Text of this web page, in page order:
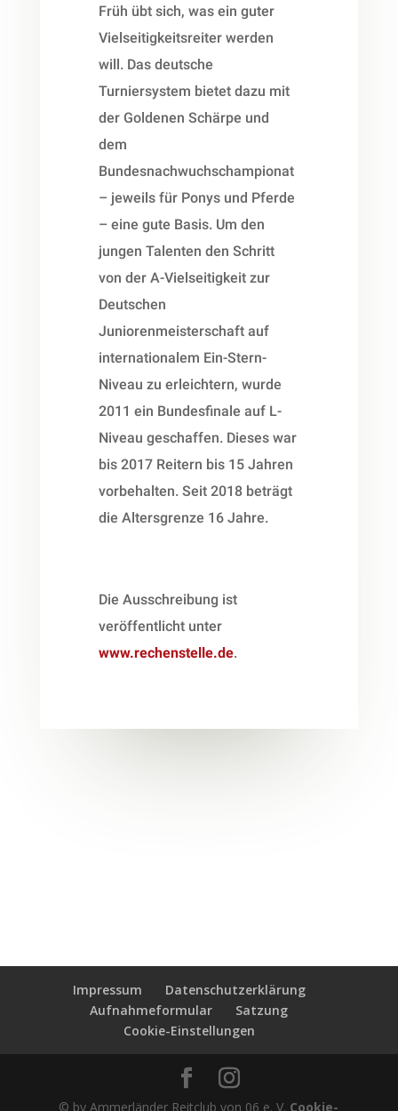
Früh übt sich, was ein guter
Vielseitigkeitsreiter werden
will. Das deutsche
Turniersystem bietet dazu mit
der Goldenen Schärpe und
dem
Bundesnachwuchschampionat
– jeweils für Ponys und Pferde
– eine gute Basis. Um den
jungen Talenten den Schritt
von der A-Vielseitigkeit zur
Deutschen
Juniorenmeisterschaft auf
internationalem Ein-Stern-
Niveau zu erleichtern, wurde
2011 ein Bundesfinale auf L-
Niveau geschaffen. Dieses war
bis 2017 Reitern bis 15 Jahren
vorbehalten. Seit 2018 beträgt
die Altersgrenze 16 Jahre.
Die Ausschreibung ist
veröffentlicht unter
www.rechenstelle.de.
Impressum
Datenschutzerklärung
Aufnahmeformular
Satzung
Cookie-Einstellungen
© by Ammerländer Reitclub von 06 e. V. Cookie-